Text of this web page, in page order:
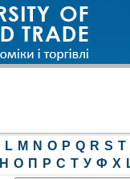
L M N O P Q R S T
Н О П Р С Т У Ф Х